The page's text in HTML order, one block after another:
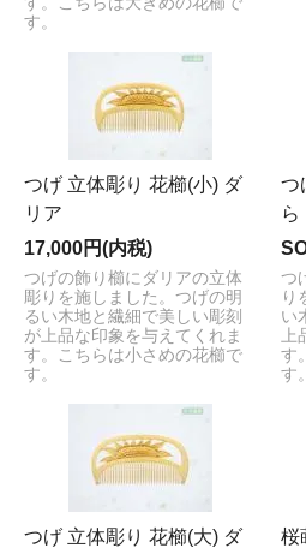
す。
つげ 立体彫り 花櫛(小) ダ
リア
17,000円(内税)
つげの飾り櫛にダリアの立体
彫りを施しました。つげの明
るい木地と繊細で美しい彫刻
が上品な印象を与えてくれま
す。こちらは小さめの花櫛で
す。
つ
ら
つ
り
い
す
す。
つげ 立体彫り 花櫛(大) ダ
桜